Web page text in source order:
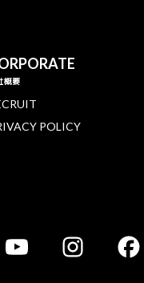
概要
POLICY